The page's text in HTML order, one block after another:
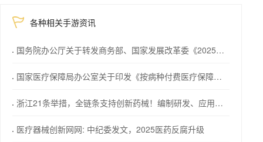
各种相关手游资讯
国务院办公厅关于转发商务部、国家发展改革委《2025年稳外资行动方案》的通知
国家医疗保障局办公室关于印发《按病种付费医疗保障经办管理规程（2025版）》的通知
浙江21条举措，全链条支持创新药械！编制研发、应用清单，清单发布1个月内，医院“应配尽配”
医疗器械创新网网: 中纪委发文，2025医药反腐升级